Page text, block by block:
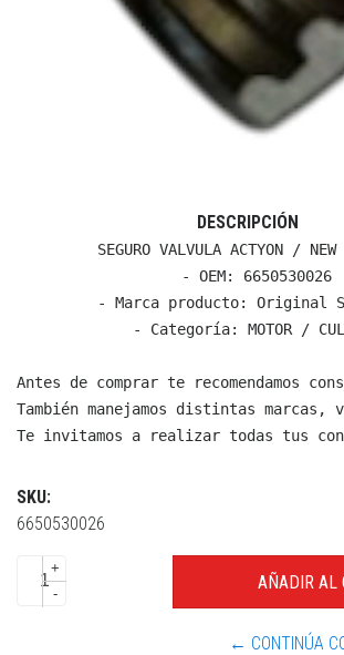
DESCRIPCIÓN
SEGURO VALVULA ACTYON / NEW
  - OEM: 6650530026
- Marca producto: Original
- Categoría: MOTOR /
Antes de comprar te
También manejamos distintas
Te invitamos a realizar todas tus
SKU:
6650530026
+
-
← CONTINÚA